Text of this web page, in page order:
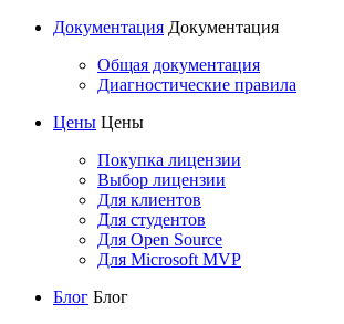
Документация Документация
Общая документация
Диагностические правила
Цены Цены
Покупка лицензии
Выбор лицензии
Для клиентов
Для студентов
Для Open Source
Для Microsoft MVP
Блог Блог